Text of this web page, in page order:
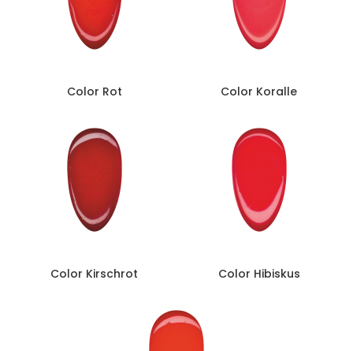
Color Rot Color Koralle
Color Kirschrot Color Hibiskus